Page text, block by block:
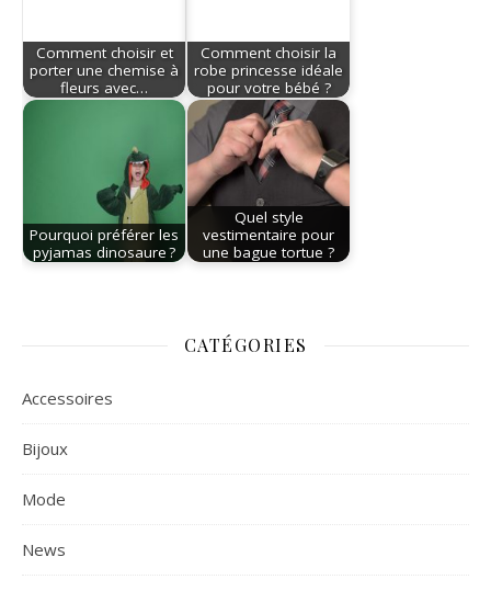
Comment choisir et
porter une chemise à
fleurs avec…
Comment choisir la
robe princesse idéale
pour votre bébé ?
Pourquoi préférer les
pyjamas dinosaure ?
Quel style
vestimentaire pour
une bague tortue ?
CATÉGORIES
Accessoires
Bijoux
Mode
News